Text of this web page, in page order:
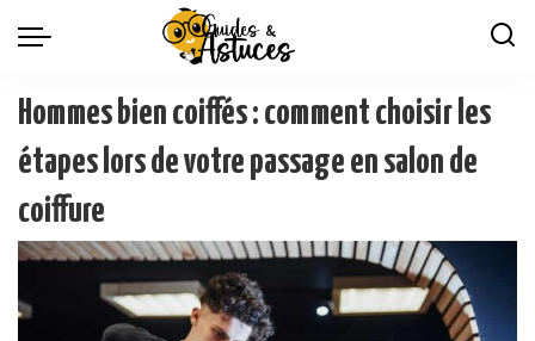
Hommes bien coiffés : comment choisir les
étapes lors de votre passage en salon de
coiffure